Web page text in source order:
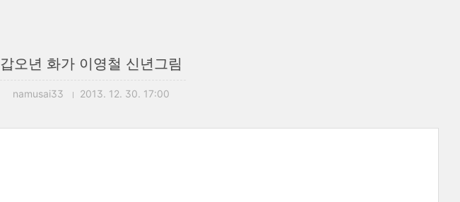
갑오년 화가 이영철 신년그림
namusai33 2013. 12. 30. 17:00